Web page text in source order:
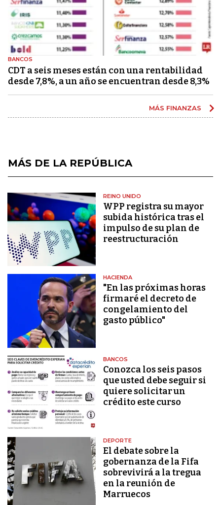
BANCOS
CDT a seis meses están con una rentabilidad
desde 7,8%, a un año se encuentran desde 8,3%
MÁS FINANZAS
MÁS DE LA REPÚBLICA
REINO UNIDO
WPP registra su mayor
subida histórica tras el
impulso de su plan de
reestructuración
HACIENDA
"En las próximas horas
firmaré el decreto de
congelamiento del
gasto público"
BANCOS
Conozca los seis pasos
que usted debe seguir si
quiere solicitar un
crédito este curso
DEPORTE
El debate sobre la
gobernanza de la Fifa
sobrevivirá a la tregua
en la reunión de
Marruecos